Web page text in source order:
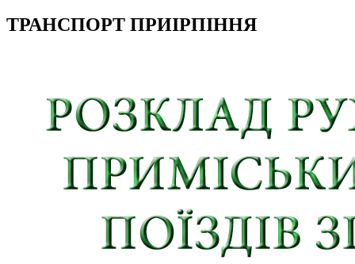
ТРАНСПОРТ ПРИІРПІННЯ